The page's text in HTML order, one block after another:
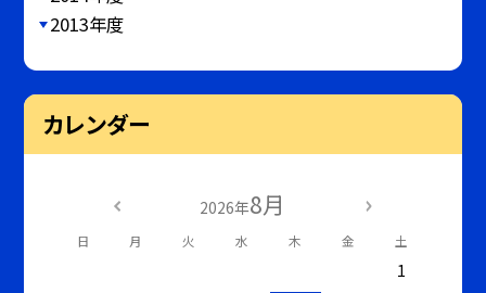
2013年度
カレンダー
2026年8月
日 月 火 水 木 金 土
1